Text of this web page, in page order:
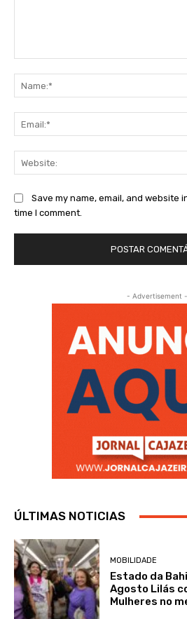
Save my name, email, and website
time I comment.
- Advertisement -
ÚLTIMAS NOTICIAS
MOBILIDADE
Estado da
Agosto Lilás
Mulheres no